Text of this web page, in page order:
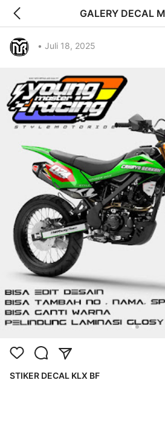
GALERY DECAL
• Juli 18, 2025
STIKER DECAL KLX BF